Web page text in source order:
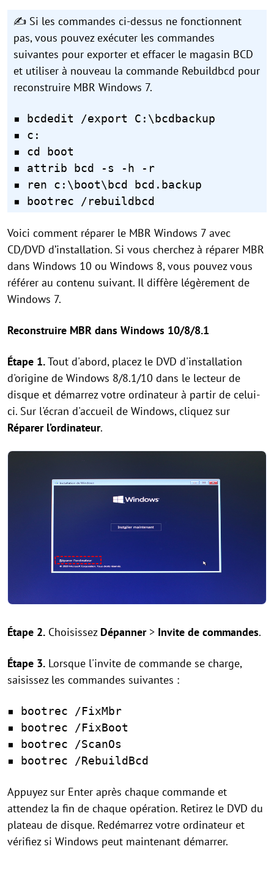
✍ Si les commandes ci-dessus ne fonctionnent
pas, vous pouvez exécuter les commandes
suivantes pour exporter et effacer le magasin BCD
et utiliser à nouveau la commande Rebuildbcd pour
reconstruire MBR Windows 7.
▪ bcdedit /export C:\bcdbackup
▪ c:
▪ cd boot
▪ attrib bcd -s -h -r
▪ ren c:\boot\bcd bcd.backup
▪ bootrec /rebuildbcd
Voici comment réparer le MBR Windows 7 avec
CD/DVD d’installation. Si vous cherchez à réparer MBR
dans Windows 10 ou Windows 8, vous pouvez vous
référer au contenu suivant. Il diffère légèrement de
Windows 7.
Reconstruire MBR dans Windows 10/8/8.1
Étape 1.Tout d'abord, placez le DVD d'installation
d'origine de Windows 8/8.1/10 dans le lecteur de
disque et démarrez votre ordinateur à partir de celui-
ci. Sur l'écran d'accueil de Windows, cliquez sur
Réparer l’ordinateur.
Étape 2. Choisissez Dépanner> Invite de commandes.
Étape 3. Lorsque l'invite de commande se charge,
saisissez les commandes suivantes :
▪ bootrec /FixMbr
▪ bootrec /FixBoot
▪ bootrec /ScanOs
▪ bootrec /RebuildBcd
Appuyez sur Enter après chaque commande et
attendez la fin de chaque opération. Retirez le DVD du
plateau de disque. Redémarrez votre ordinateur et
vérifiez si Windows peut maintenant démarrer.